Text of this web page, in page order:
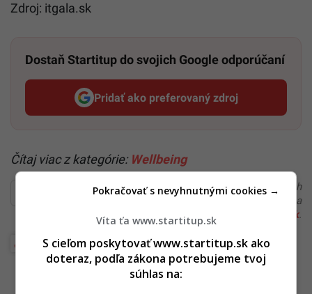
Zdroj: itgala.sk
Dostaň Startitup do svojich Google odporúčaní
Pridať ako preferovaný zdroj
Startitup, odkaz sa otvorí v
Čítaj viac z kategórie: Wellbeing
Ďakujeme, že čítaš Startitup. V prípade, že máš postreh
alebo si našiel v článku chybu, napíš nám na
redakcia@startitup.sk.
Wellbeing
Víta ťa www.startitup.sk
S cieľom poskytovať www.startitup.sk ako
doteraz, podľa zákona potrebujeme tvoj
súhlas na:
Pokračovať s nevyhnutnými cookies →